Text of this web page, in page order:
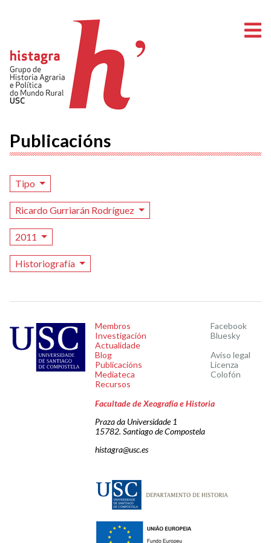
Publicacións
Tipo
Ricardo Gurriarán Rodríguez
2011
Historiografía
Membros
Investigación
Actualidade
Blog
Publicacións
Mediateca
Recursos
Facebook
Bluesky
Aviso legal
Licenza
Colofón
Facultade de Xeografía e Historia
Praza da Universidade 1
15782. Santiago de Compostela
histagra@usc.es